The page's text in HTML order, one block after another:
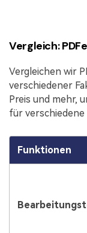
Vergleich:
Vergleichen wir
verschiedener
Preis und mehr,
für
Funktionen